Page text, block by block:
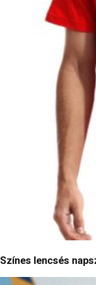
Színes lencsés